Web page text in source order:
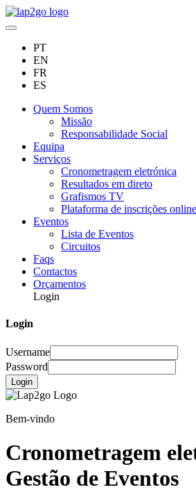
PT
EN
FR
ES
Quem Somos
Missão
Responsabilidade Social
Equipa
Serviços
Cronometragem eletrónica
Resultados em direto
Grafismos TV
Plataforma de inscrições online
Eventos
Lista de Eventos
Circuitos
Faqs
Contactos
Orçamentos
Login
Login
Username
Password
Login
Bem-vindo
Cronometragem
Gestão de Eventos